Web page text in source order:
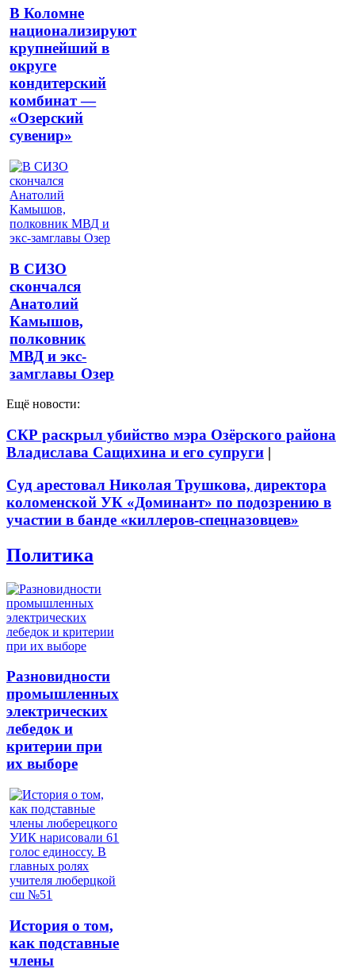
В Коломне
национализируют
крупнейший в
округе
кондитерский
комбинат —
«Озерский
сувенир»
В СИЗО
скончался
Анатолий
Камышов,
полковник
МВД и экс-
замглавы Озер
Ещё новости:
СКР раскрыл убийство мэра Озёрского района
Владислава Сащихина и его супруги |
Суд арестовал Николая Трушкова, директора
коломенской УК «Доминант» по подозрению в
участии в банде «киллеров-спецназовцев»
Политика
Разновидности
промышленных
электрических
лебедок и
критерии при
их выборе
История о том,
как подставные
члены